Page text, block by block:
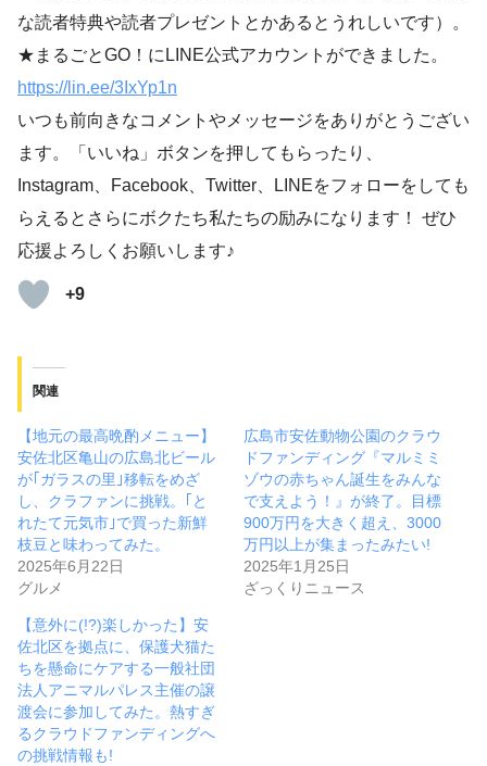
な読者特典や読者プレゼントとかあるとうれしいです）。
★まるごとGO！にLINE公式アカウントができました。
https://lin.ee/3IxYp1n
いつも前向きなコメントやメッセージをありがとうござい
ます。「いいね」ボタンを押してもらったり、
Instagram、Facebook、Twitter、LINEをフォローをしても
らえるとさらにボクたち私たちの励みになります！ ぜひ
応援よろしくお願いします♪
+9
関連
【地元の最高晩酌メニュー】
安佐北区亀山の広島北ビール
が｢ガラスの里｣移転をめざ
し、クラファンに挑戦。｢と
れたて元気市｣で買った新鮮
枝豆と味わってみた。
2025年6月22日
グルメ
広島市安佐動物公園のクラウ
ドファンディング『マルミミ
ゾウの赤ちゃん誕生をみんな
で支えよう！』が終了。目標
900万円を大きく超え、3000
万円以上が集まったみたい!
2025年1月25日
ざっくりニュース
【意外に(!?)楽しかった】安
佐北区を拠点に、保護犬猫た
ちを懸命にケアする一般社団
法人アニマルパレス主催の譲
渡会に参加してみた。熱すぎ
るクラウドファンディングへ
の挑戦情報も!